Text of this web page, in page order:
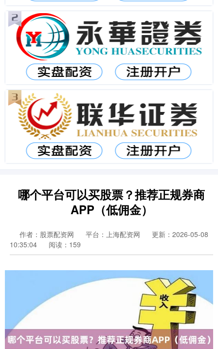
哪个平台可以买股票？推荐正规券商
APP（低佣金）
作者：股票配资网 平台：上海配资网
更新：2026-05-08
10:35:04
阅读：159